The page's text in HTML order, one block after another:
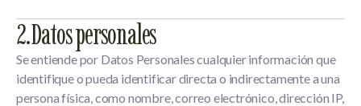
2. Datos personales
Se entiende por Datos Personalescualquier información que
identifique o pueda identificar directa o indirectamente a una
persona física, como nombre, correo electrónico, dirección IP,